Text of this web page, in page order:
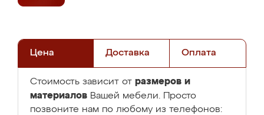
Цена Доставка Оплата
Стоимость зависит от размеров и
материалов Вашей мебели. Просто
позвоните нам по любому из телефонов: